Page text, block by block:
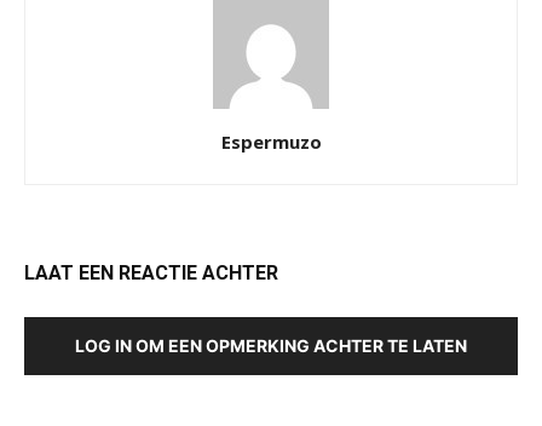
Espermuzo
LAAT EEN REACTIE ACHTER
LOG IN OM EEN OPMERKING ACHTER TE LATEN